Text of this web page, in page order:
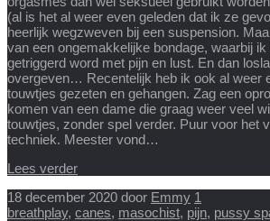
(al is het al weer even geleden dat ik ze
heerlijk wegzweven bij een suspension.
van een ongemakkelijke bondage, waarbij
getriggerd word met pijn en lust. En dan
overgeven… Recentelijk heb ik ook al weer
touwtjes gezeten en gehangen. Zag een
komen van een dame die graag weer veel
touwtjes, zonder spel verder. Puur voor het
techniek. Meester vond…
Lees verder
18 december 2020 door Emmy 1
breathplay, canes, masochist, pijn, pussy